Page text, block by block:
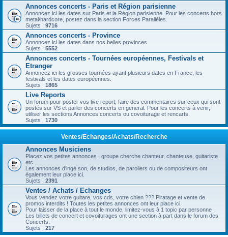
Annonces concerts - Paris et Région parisienne
Annoncez ici les dates sur Paris et la Région parisienne. Pour les concerts hors
metal/hardcore, postez dans la section Forces Parallèles.
Sujets : 9716
Annonces concerts - Province
Annoncez ici les dates dans nos belles provinces
Sujets : 5552
Annonces concerts - Tournées européennes, Festivals et
Etranger
Annoncez ici les grosses tournées ayant plusieurs dates en France, les
festivals et les dates européennes.
Sujets : 1865
Live Reports
Un forum pour poster vos live report, faire des commentaires sur ceux qui sont
postés sur VS et parler des concerts en general. Pour les concerts à venir,
utiliser les sections Annonces concerts ou covoiturage et rencarts.
Sujets : 1730
Ventes/Echanges/Achats/Recherche
Annonces Musiciens
Placez vos petites annonces , groupe cherche chanteur, chanteuse, guitariste
etc ...
Les annonces d'ingé son, de studios, de paroliers ou de compositeurs ont
également leur place ici.
Sujets : 2391
Ventes / Achats / Echanges
Vous vendez votre guitare, vos cds, votre chien ??? Piratage et vente de
promos interdits ! Toutes les petites annonces ont leur place ici.
Pour laisser de la place à tout le monde, limitez-vous à 1 topic par personne .
Les billets de concert et covoiturages ont une section à part dans le forum des
Concerts.
Sujets : 217